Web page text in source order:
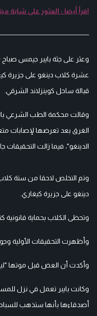
اقرأ أيضا : العثور على شابة
عشرة كلاب دينغو على جزيرة
قبالة ساحل كوينزلاند الشرقي.
وقالت محكمة الطب الشرعي
الغرق بعد تعرضها لإصابات
الدينغو"، فيما زالت التحقيقات
دينغو على جزيرة كيغاري.
وتحظى الكلاب بحماية قانونية
وأظهرت التحقيقات الأولية
وأكدت أن العض قبل موتها
وكانت بايبر تعمل في نزل
أصدقاءها بأنها ستذهب للسباحة